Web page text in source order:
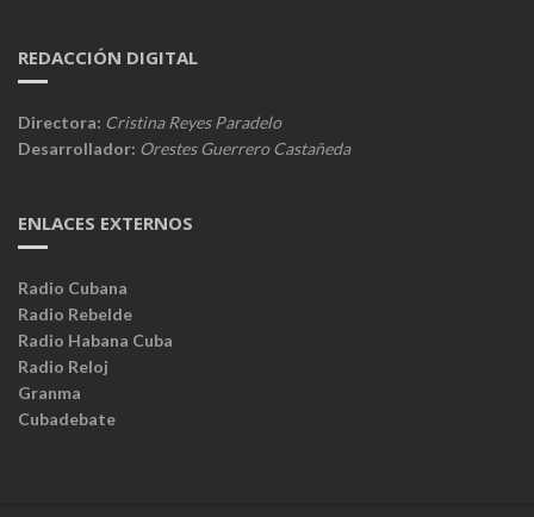
REDACCIÓN DIGITAL
Directora: Cristina Reyes Paradelo
Desarrollador: Orestes Guerrero Castañeda
ENLACES EXTERNOS
Radio Cubana
Radio Rebelde
Radio Habana Cuba
Radio Reloj
Granma
Cubadebate